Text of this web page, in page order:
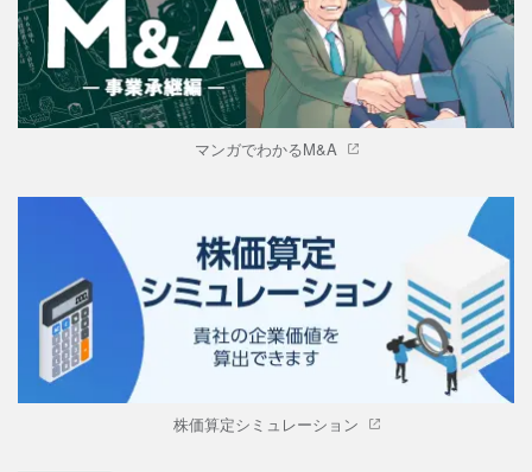
マンガでわかるM&A
株価算定シミュレーション